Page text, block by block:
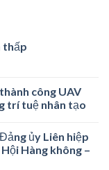
thấp
công UAV
trí tuệ nhân tạo
ủy Liên hiệp
Hàng không –